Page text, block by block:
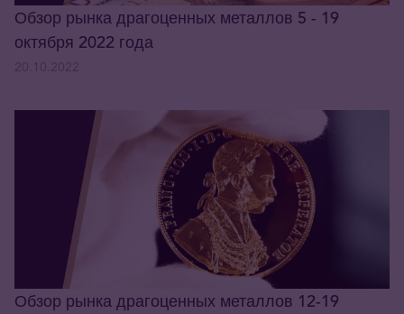
Обзор рынка драгоценных металлов 5 - 19
октября 2022 года
Обзор рынка драгоценных металлов 12-19